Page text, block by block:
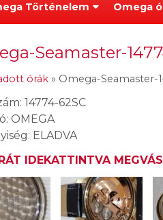
Történelem Omega
Seamaster-
órák » Omega-Seamaster-
14774-62SC
OMEGA
ELADVA
IDEKATTINTVA